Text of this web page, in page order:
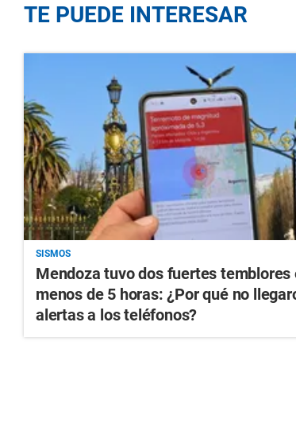
TE PUEDE INTERESAR
SISMOS
Mendoza tuvo dos fuertes temblores
menos de 5 horas: ¿Por qué no
alertas a los teléfonos?